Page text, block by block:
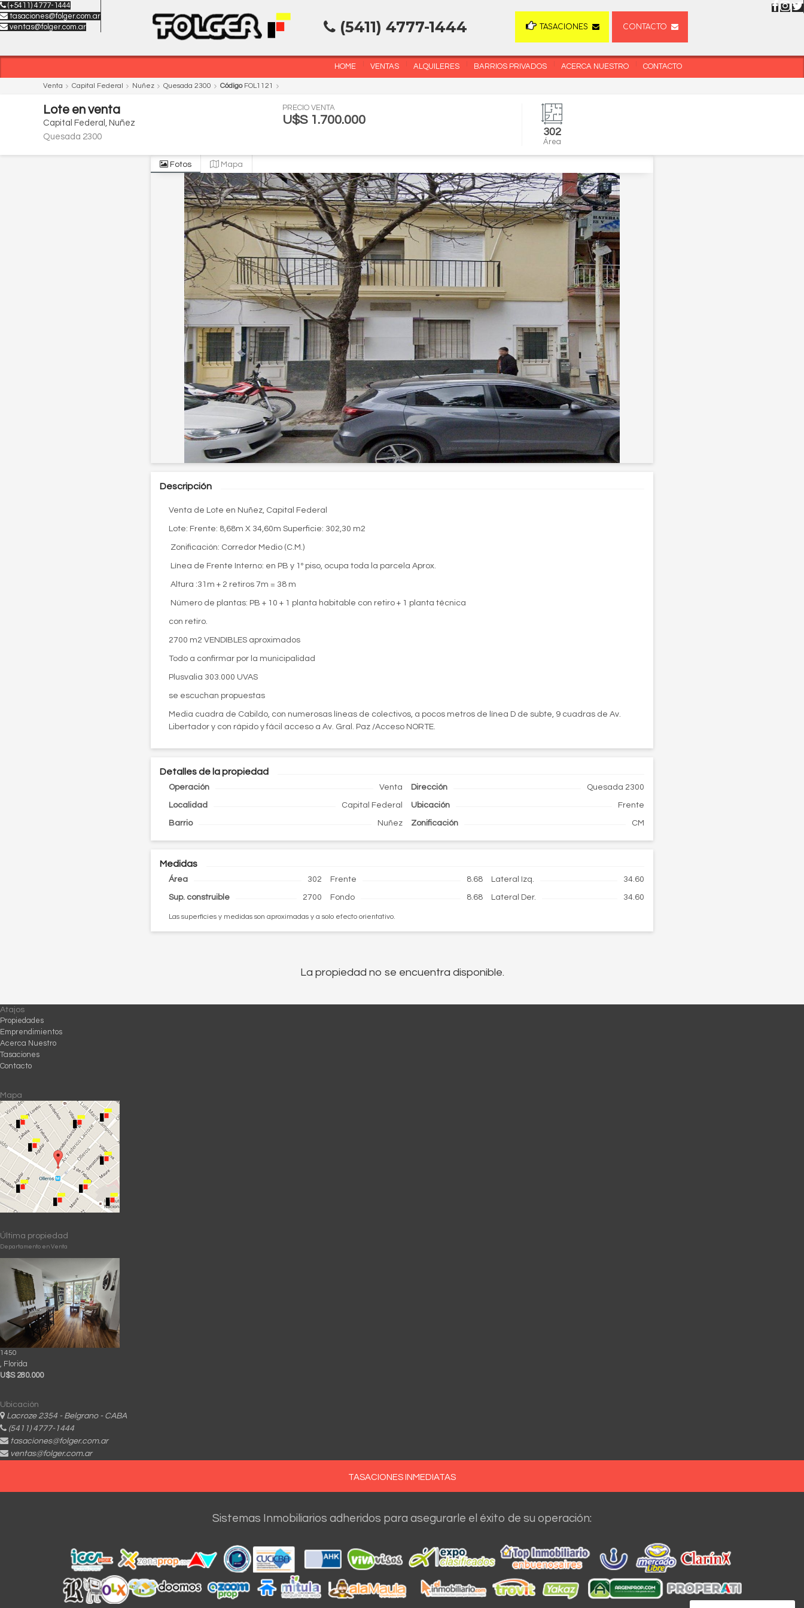
(+5411) 4777-1444
tasaciones@folger.com.ar
ventas@folger.com.ar
(5411) 4777-1444 CONTACTO
TASACIONES
HOME VENTAS ALQUILERES BARRIOS PRIVADOS ACERCA NUESTRO CONTACTO
Venta Capital Federal Nuñez Quesada 2300 Código FOL1121
Lote enventa
Capital Federal
Nuñez
Quesada 2300
PRECIO VENTA
U$S 1.700.000
302
Área
Fotos Mapa
Descripción
Venta de Lote en Nuñez, Capital Federal
Lote: Frente: 8,68m X 34,60m Superficie: 302,30 m2
 Zonificación: Corredor Medio (C.M.)
 Línea de Frente Interno: en PB y 1º piso, ocupa toda la parcela Aprox.
 Altura :31m + 2 retiros 7m = 38 m
 Número de plantas: PB + 10 + 1 planta habitable con retiro + 1 planta técnica
con retiro.
2700 m2 VENDIBLES aproximados
Todo a confirmar por la municipalidad
Plusvalia 303.000 UVAS
se escuchan propuestas
Media cuadra de Cabildo, con numerosas líneas de colectivos, a pocos metros de línea D de subte, 9 cuadras de Av.
Libertador y con rápido y fácil acceso a Av. Gral. Paz /Acceso NORTE.
Detalles de la propiedad
Operación Venta
Localidad Capital Federal
Barrio Nuñez
Dirección Quesada 2300
Ubicación Frente
Zonificación CM
Medidas
Área 302
Sup. construible 2700
Frente 8.68
Fondo 8.68
Lateral Izq. 34.60
Lateral Der. 34.60
Las superficies y medidas son aproximadas y a solo efecto orientativo.
La propiedad no se encuentra disponible.
Atajos
Propiedades
Emprendimientos
Acerca Nuestro
Tasaciones
Contacto
Mapa
Última propiedad
Departamento en Venta
1450
, Florida
U$S 280.000
Ubicación
Lacroze 2354 - Belgrano - CABA
(5411) 4777-1444
tasaciones@folger.com.ar
ventas@folger.com.ar
TASACIONES INMEDIATAS
Sistemas Inmobiliarios adheridos para asegurarle el éxito de su operación: